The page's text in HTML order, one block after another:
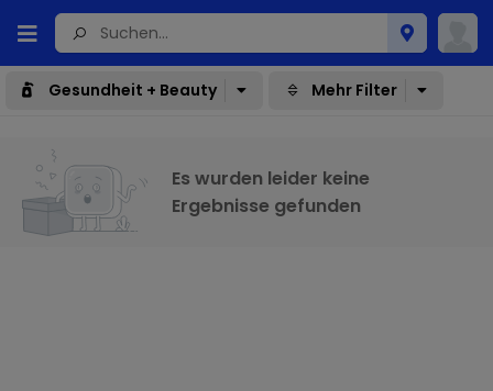
Gesundheit + Beauty Mehr Filter
Es wurden leider keine
Ergebnisse gefunden